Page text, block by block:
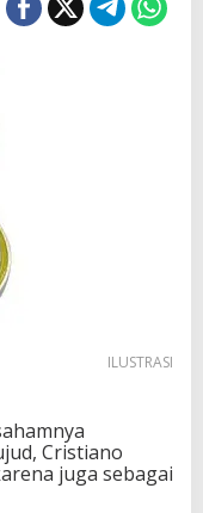
ILUSTRASI
Cristiano
juga sebagai